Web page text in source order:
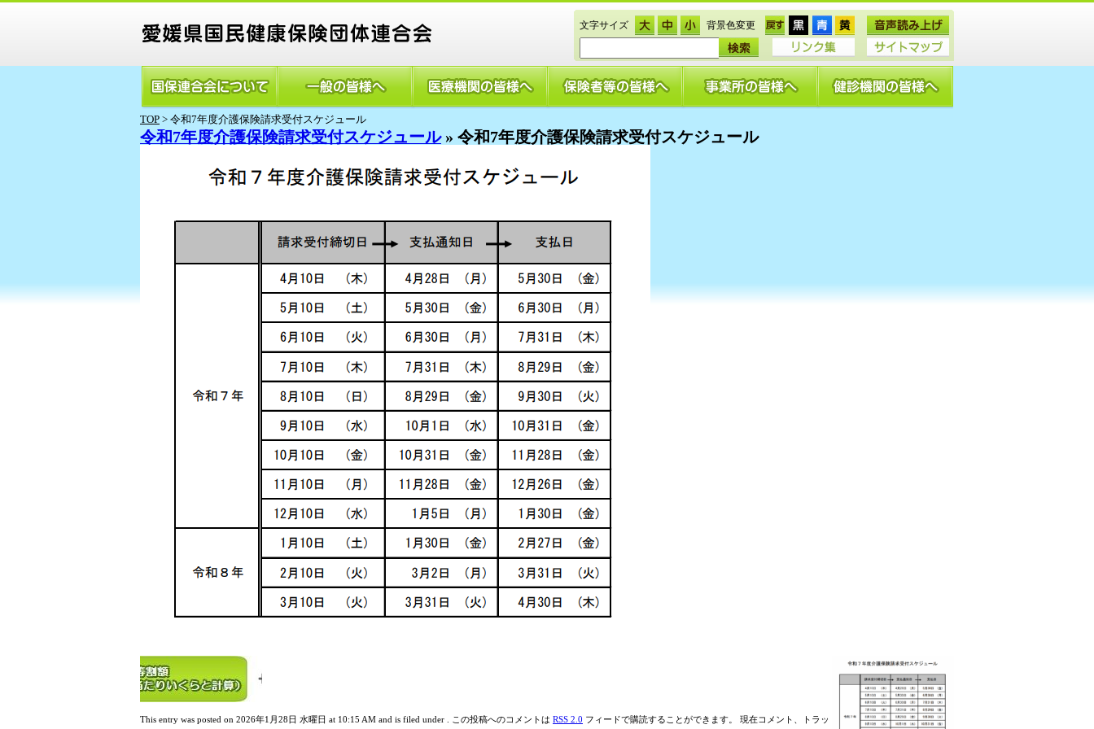
文字サイズ 背景色変更
TOP > 令和7年度介護保険請求受付スケジュール
令和7年度介護保険請求受付スケジュール» 令和7年度介護保険請求受付スケジュール
This entry was posted on 2026年1月28日 水曜日 at 10:15 AM and is filed under . この投稿へのコメントは RSS 2.0 フィードで購読することができます。 現在コメント、トラッ